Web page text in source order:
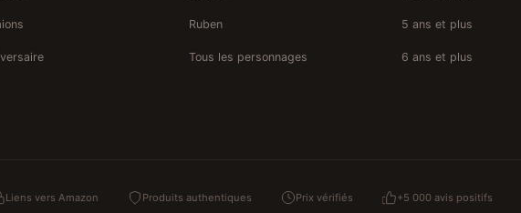
Ruben
Tous les personnages
5 ans et plus
6 ans et plus
Liens vers Amazon Produits authentiques Prix vérifiés +5 000 avis positifs